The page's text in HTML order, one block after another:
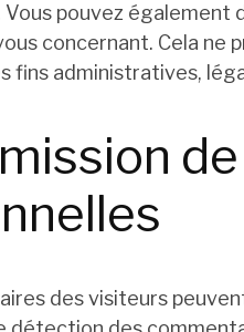
pouvez également
concernant. Cela ne
fins administratives,
des visiteurs